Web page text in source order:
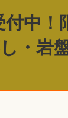
中！
・岩